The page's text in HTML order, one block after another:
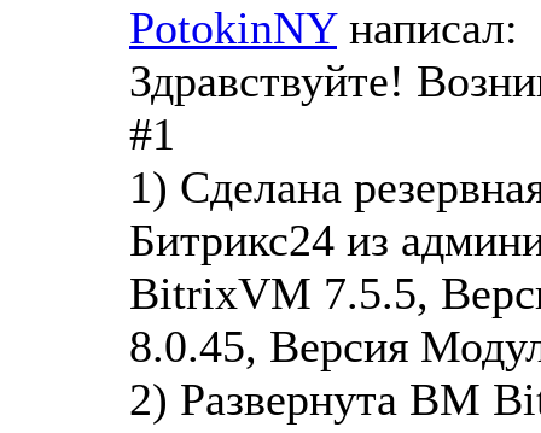
PotokinNYнаписал:
Здравствуйте!
#1
1) Сделана
Битрикс24 из
BitrixVM 7.5.5,
8.0.45, Версия
2) Развернута ВМ